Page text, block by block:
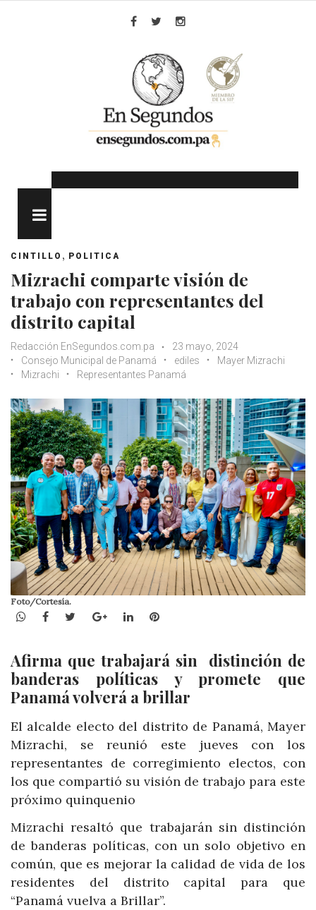
CINTILLO , POLITICA
Mizrachi comparte visión de
trabajo con representantes del
distrito capital
Redacción EnSegundos.com.pa
23 mayo, 2024
Consejo Municipal de Panamá
ediles
Mayer Mizrachi
Mizrachi
Representantes Panamá
Foto/Cortesía.
WhatsApp
Facebook
TwitterGoogle+LinkedInPinterest
Afirma que trabajará sin distinción de
banderas políticas y promete que
Panamá volverá a brillar
El alcalde electo del distrito de Panamá, Mayer
Mizrachi, se reunió este jueves con los
representantes de corregimiento electos, con
los que compartió su visión de trabajo para este
próximo quinquenio
Mizrachi resaltó que trabajarán sin distinción
de banderas políticas, con un solo objetivo en
común, que es mejorar la calidad de vida de los
residentes del distrito capital para que
“Panamá vuelva a Brillar”.